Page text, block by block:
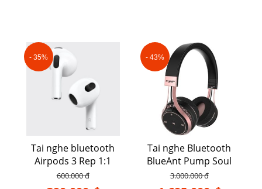
- 35%
Tai nghe bluetooth
Airpods 3 Rep 1:1
600.000 đ
- 43%
Tai nghe Bluetooth
BlueAnt Pump Soul
3.000.000 đ